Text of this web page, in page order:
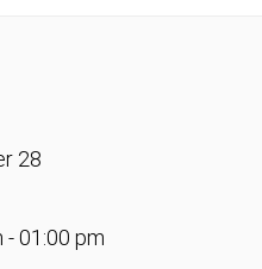
28
- 01:00 pm